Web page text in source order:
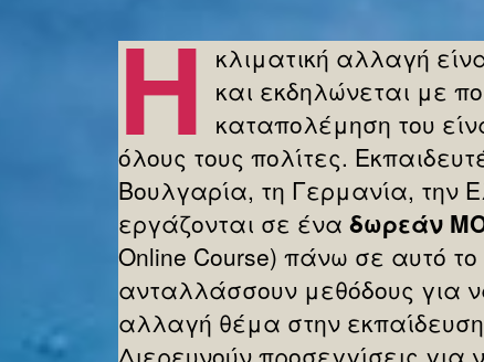
Η κλιματική αλλαγή
και εκδηλώνεται με
καταπολέμηση του
όλους τους πολίτες.
Βουλγαρία, τη Γερμανία, την
εργάζονται σε ένα δωρεάν
Online Course) πάνω σε αυτό το
ανταλλάσσουν μεθόδους για
αλλαγή θέμα στην